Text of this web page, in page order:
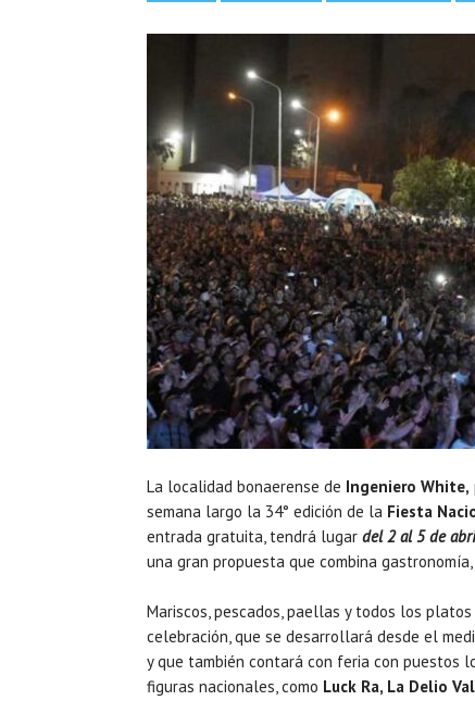
La localidad bonaerense de Ingeniero White,
semana largo la 34° edición de la Fiesta
entrada gratuita, tendrá lugar del 2 al 5 de
una gran propuesta que combina
Mariscos, pescados, paellas y todos los
celebración, que se desarrollará desde el
y que también contará con feria con puestos
figuras nacionales, como Luck Ra, La Delio